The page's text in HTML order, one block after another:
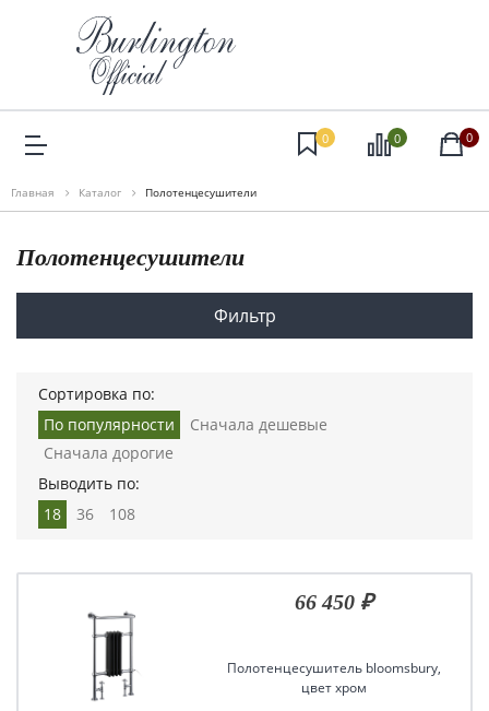
0 0 0
Главная Каталог Полотенцесушители
Полотенцесушители
Фильтр
Сортировка по:
По популярности
Сначала дешевые
Сначала дорогие
Выводить по:
18
36 108
66 450 ₽
Полотенцесушитель bloomsbury,
цвет хром